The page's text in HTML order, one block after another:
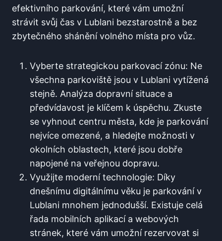
efektivního parkování, které vám umožní
strávit svůj čas v Lublani bezstarostně a bez
zbytečného shánění volného místa pro vůz.
Vyberte strategickou parkovací zónu: Ne
všechna parkoviště jsou v Lublani vytížená
stejně. Analýza dopravní situace a
předvídavost je klíčem k úspěchu. Zkuste
se vyhnout centru města, kde je parkování
nejvíce omezené, a hledejte možnosti v
okolních oblastech, které jsou dobře
napojené na veřejnou dopravu.
Využijte moderní technologie: Díky
dnešnímu digitálnímu věku je parkování v
Lublani mnohem jednodušší. Existuje celá
řada mobilních aplikací a webových
stránek, které vám umožní rezervovat si